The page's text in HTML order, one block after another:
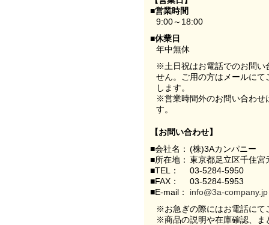
■営業時間
9:00～18:00
■休業日
年中無休
※土日祝はお電話でのお問い
せん。ご用の方はメールに
します。
※営業時間外のお問い合わせ
す。
【お問い合わせ】
■会社名： (株)3Aカンパニー
■所在地： 東京都足立区千住
■TEL：
03-5284-5950
■FAX：
03-5284-5953
■E-mail：
info@3a-company.jp
※お急ぎの際にはお電話にて
※商品の説明や在庫確認、ま